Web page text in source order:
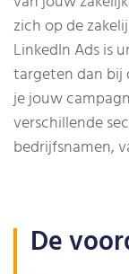
zich op de
LinkedIn Ads is
targeten dan bij
je jouw
verschillende
bedrijfsnamen,
De